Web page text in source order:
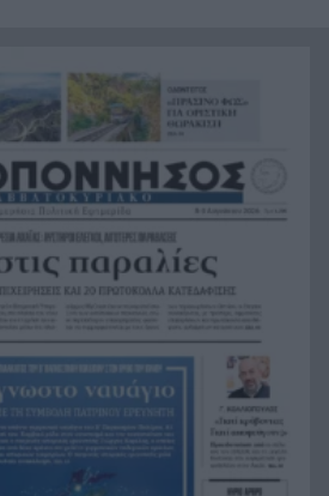
84 «κόκκινα» κτίρια – «Ζήσαμε
-3%: Η μεγάλη αντίφαση των
Το καλοκαίρι που τέλειωσε η
χτύπησε το κεφάλι του σε
βουτιά στη θάλασσα
«φρένο» στα πλοία για τη
– Συναγερμός για πετρέλαιο